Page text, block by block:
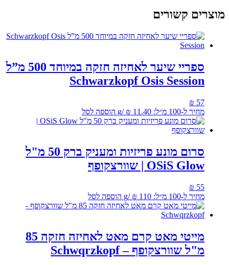
מוצרים קשורים
ספריי שיער לאחיזה חזקה במיוחד 500 מ”ל
Schwarzkopf Osis Session
₪ 57
מחיר ל-100 מ״ל:
₪ 11.40
/
g הוספה לסל
סרום מונע פריזיות ומעניק ברק 50 מ"ל
OSiS Glow | שוורצקופף
₪ 55
מחיר ל-100 מ״ל:
₪ 110
/
g הוספה לסל
מייטי מאט קרם מאט לאחיזה חזקה 85
מ"ל שוורצקופף – Schwqrzkopf